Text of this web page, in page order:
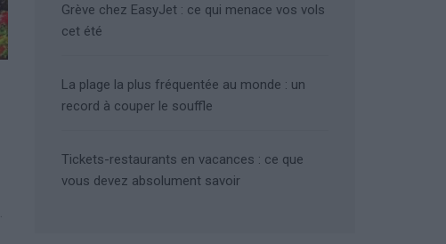
Grève chez EasyJet : ce qui menace vos vols
cet été
La plage la plus fréquentée au monde : un
record à couper le souffle
Tickets-restaurants en vacances : ce que
vous devez absolument savoir